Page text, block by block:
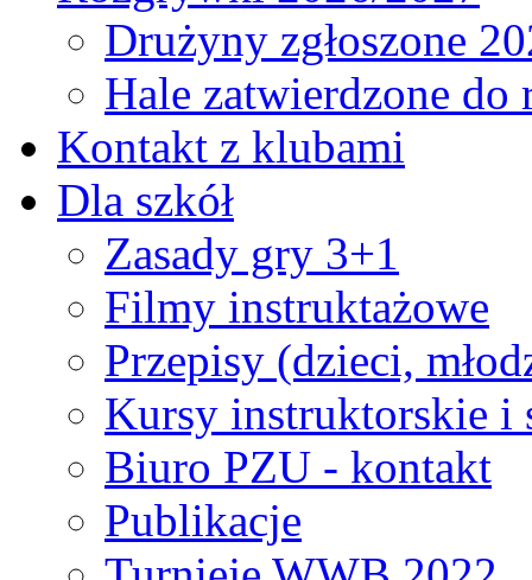
Drużyny zgłoszone
Hale zatwierdzone
Kontakt z klubami
Dla szkół
Zasady gry 3+1
Filmy instruktażowe
Przepisy (dzieci,
Kursy instruktorskie i
Biuro PZU - kontakt
Publikacje